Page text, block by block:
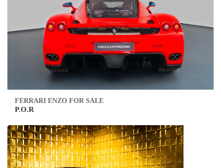
FERRARI ENZO FOR SALE
P.O.R